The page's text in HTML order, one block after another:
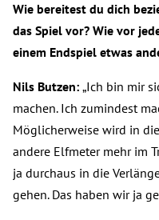
Wie bereitest du dich
das Spiel vor? Wie vor
einem Endspiel etwas
Nils Butzen: „Ich bin mir
machen. Ich zumindest
Möglicherweise wird in
andere Elfmeter mehr im
ja durchaus in die
gehen. Das haben wir ja